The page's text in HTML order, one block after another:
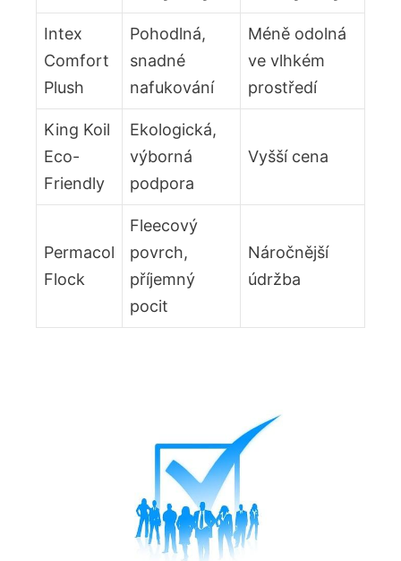
Intex
Comfort
Plush
Pohodlná,
snadné
nafukování
Méně ‌odolná
ve vlhkém
prostředí
King Koil
Eco-
Friendly
Ekologická,
výborná
podpora
Vyšší ⁤cena
Permacol
Flock
Fleecový
povrch,
příjemný‍
pocit
Náročnější
údržba